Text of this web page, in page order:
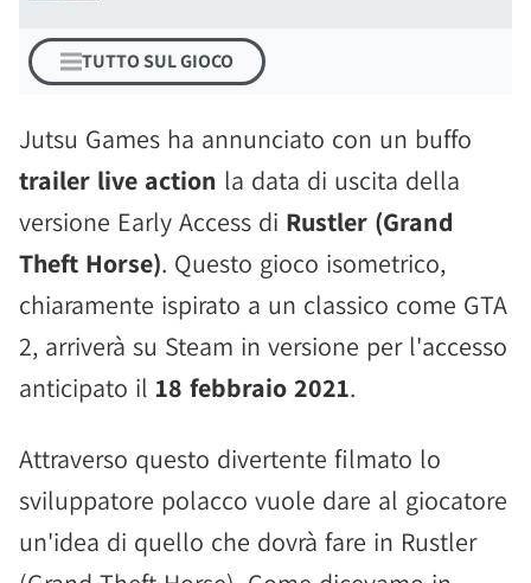
TUTTO SUL GIOCO
Jutsu Games ha annunciato con un buffo
trailer live action la data di uscita della
versione Early Access di Rustler (Grand
Theft Horse). Questo gioco isometrico,
chiaramente ispirato a un classico come GTA
2, arriverà su Steam in versione per l'accesso
anticipato il 18 febbraio 2021.
Attraverso questo divertente filmato lo
sviluppatore polacco vuole dare al giocatore
un'idea di quello che dovrà fare in Rustler